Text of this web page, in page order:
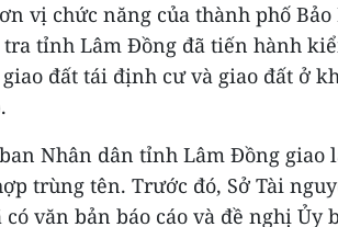
vị chức năng của thành phố Bảo
tra tỉnh Lâm Đồng đã tiến hành
đất tái định cư và giao đất ở
Nhân dân tỉnh Lâm Đồng giao
trùng tên. Trước đó, Sở Tài
văn bản báo cáo và đề nghị Ủy